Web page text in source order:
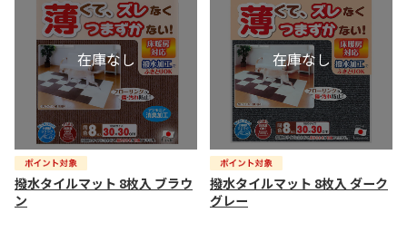
撥水タイルマット 8枚入 ブラウ
ン
撥水タイルマット 8枚入 ダーク
グレー